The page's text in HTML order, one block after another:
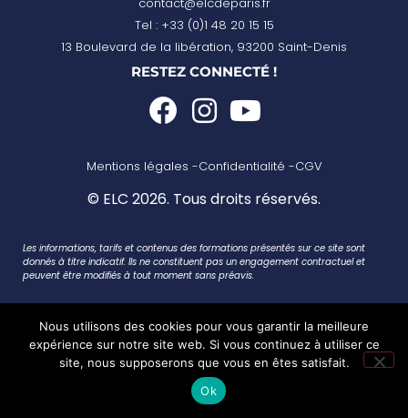
Tel : +33 (0)1 48 20 15 15
13 Boulevard de la libération, 93200 Saint-Denis
RESTEZ CONNECTÉ !
Mentions légales -Confidentialité -CGV
© ELC 2026. Tous droits réservés.
Les informations, tarifs et contenus des formations présentés sur ce site sont
donnés à titre indicatif. Ils ne constituent pas un engagement contractuel et
peuvent être modifiés à tout moment sans préavis.
Nous utilisons des cookies pour vous garantir la meilleure
expérience sur notre site web. Si vous continuez à utiliser ce
site, nous supposerons que vous en êtes satisfait.
Ok